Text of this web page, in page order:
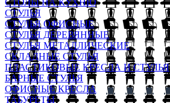
СТОЛЫ НА КУХНЮ
СТУЛЬЯ
СТУЛЬЯ ОФИСНЫЕ
СТУЛЬЯ ДЕРЕВЯННЫЕ
СТУЛЬЯ МЕТАЛЛИЧЕСКИЕ
СКЛАДНЫЕ СТУЛЬЯ
ПЛАСТИКОВЫЕ КРЕСЛА И СТУЛЬЯ
БАРНЫЕ СТУЛЬЯ
ОФИСНЫЕ КРЕСЛА
ТАБУРЕТЫ